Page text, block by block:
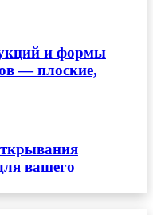
и формы
— плоские,
вашего